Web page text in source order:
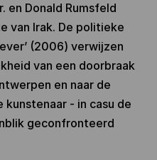
en Donald Rumsfeld
van Irak. De politieke
(2006) verwijzen
van een doorbraak
en naar de
- in casu de
geconfronteerd